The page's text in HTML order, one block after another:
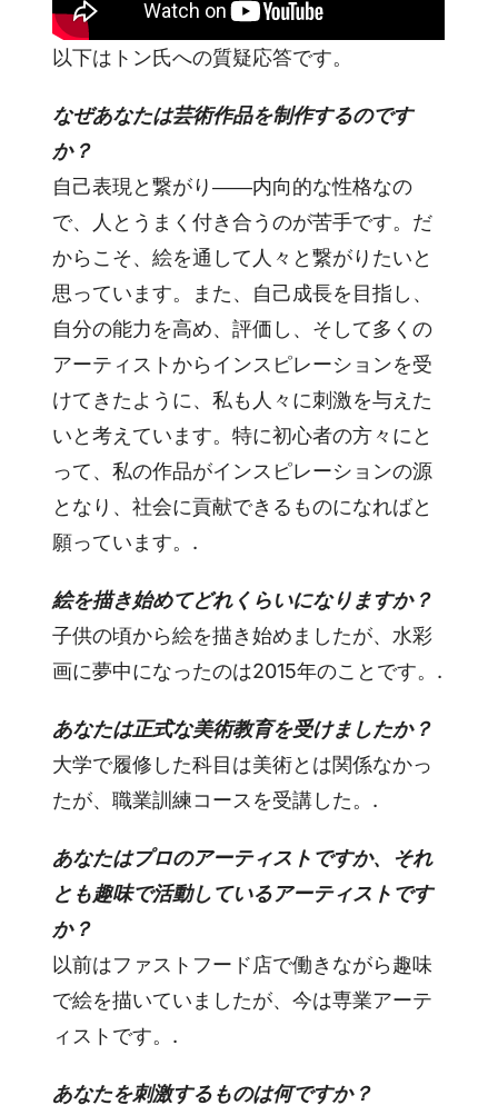
以下はトン氏への質疑応答です。
なぜあなたは芸術作品を制作するのです
か？
自己表現と繋がり――内向的な性格なの
で、人とうまく付き合うのが苦手です。だ
からこそ、絵を通して人々と繋がりたいと
思っています。また、自己成長を目指し、
自分の能力を高め、評価し、そして多くの
アーティストからインスピレーションを受
けてきたように、私も人々に刺激を与えた
いと考えています。特に初心者の方々にと
って、私の作品がインスピレーションの源
となり、社会に貢献できるものになればと
願っています。.
絵を描き始めてどれくらいになりますか？
子供の頃から絵を描き始めましたが、水彩
画に夢中になったのは2015年のことです。.
あなたは正式な美術教育を受けましたか？
大学で履修した科目は美術とは関係なかっ
たが、職業訓練コースを受講した。.
あなたはプロのアーティストですか、それ
とも趣味で活動しているアーティストです
か？
以前はファストフード店で働きながら趣味
で絵を描いていましたが、今は専業アーテ
ィストです。.
あなたを刺激するものは何ですか？